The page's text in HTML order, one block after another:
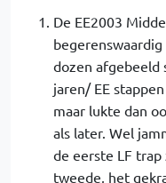
De EE2003
dozen afgebeeld
jaren/ EE
maar lukte dan
als later. Wel
de eerste LF
tweede, het